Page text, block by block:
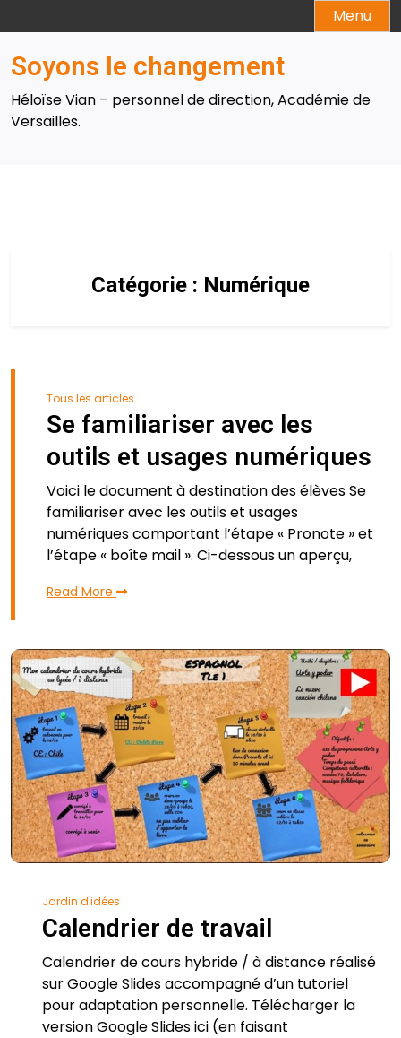
to
content
Menu
Soyons le changement
Héloïse Vian – personnel de direction, Académie de
Versailles.
Catégorie : Numérique
Tous les articles
Se familiariser avec les
outils et usages numériques
Voici le document à destination des élèves Se
familiariser avec les outils et usages
numériques comportant l’étape « Pronote » et
l’étape « boîte mail ». Ci-dessous un aperçu,
Read More
Jardin d'idées
Calendrier de travail
Calendrier de cours hybride / à distance réalisé
sur Google Slides accompagné d’un tutoriel
pour adaptation personnelle. Télécharger la
version Google Slides ici (en faisant